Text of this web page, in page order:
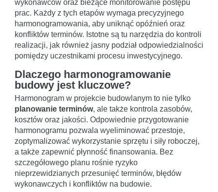
wykonawców oraz bieżące monitorowanie postępu
prac. Każdy z tych etapów wymaga precyzyjnego
harmonogramowania, aby uniknąć opóźnień oraz
konfliktów terminów. Istotne są tu narzędzia do kontroli
realizacji, jak również jasny podział odpowiedzialności
pomiędzy uczestnikami procesu inwestycyjnego.
Dlaczego harmonogramowanie
budowy jest kluczowe?
Harmonogram w projekcie budowlanym to nie tylko
planowanie terminów, ale także kontrola zasobów,
kosztów oraz jakości. Odpowiednie przygotowanie
harmonogramu pozwala wyeliminować przestoje,
zoptymalizować wykorzystanie sprzętu i siły roboczej,
a także zapewnić płynność finansowania. Bez
szczegółowego planu rośnie ryzyko
nieprzewidzianych przesunięć terminów, błędów
wykonawczych i konfliktów na budowie.